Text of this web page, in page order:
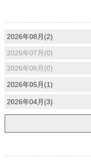
2026年08月(2)
2026年07月(0)
2026年06月(0)
2026年05月(1)
2026年04月(3)